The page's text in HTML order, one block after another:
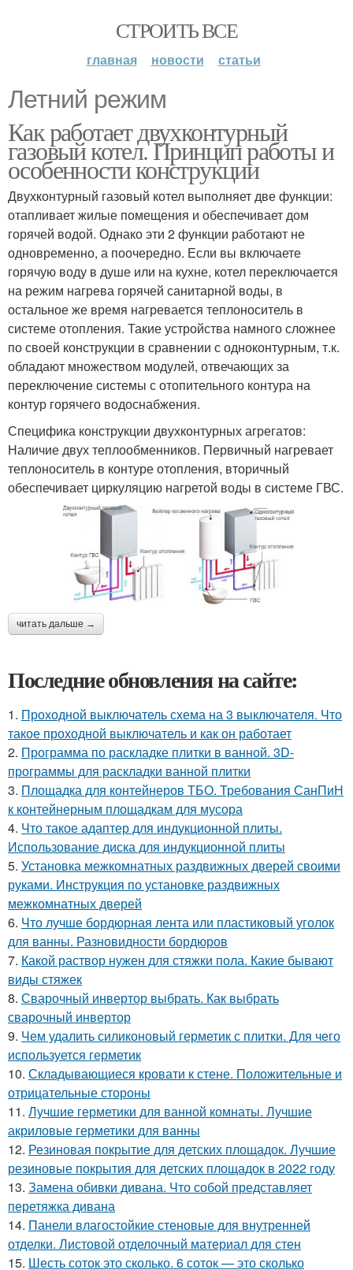
СТРОИТЬ ВСЕ
главная новости статьи
Летний режим
Как работает двухконтурный
газовый котел. Принцип работы и
особенности конструкции
Двухконтурный газовый котел выполняет две функции:
отапливает жилые помещения и обеспечивает дом
горячей водой. Однако эти 2 функции работают не
одновременно, а поочередно. Если вы включаете
горячую воду в душе или на кухне, котел переключается
на режим нагрева горячей санитарной воды, в
остальное же время нагревается теплоноситель в
системе отопления. Такие устройства намного сложнее
по своей конструкции в сравнении с одноконтурным, т.к.
обладают множеством модулей, отвечающих за
переключение системы с отопительного контура на
контур горячего водоснабжения.
Специфика конструкции двухконтурных агрегатов:
Наличие двух теплообменников. Первичный нагревает
теплоноситель в контуре отопления, вторичный
обеспечивает циркуляцию нагретой воды в системе ГВС.
читать дальше →
Последние обновления на сайте:
1. Проходной выключатель схема на 3 выключателя. Что
такое проходной выключатель и как он работает
2. Программа по раскладке плитки в ванной. 3D-
программы для раскладки ванной плитки
3. Площадка для контейнеров ТБО. Требования СанПиН
к контейнерным площадкам для мусора
4. Что такое адаптер для индукционной плиты.
Использование диска для индукционной плиты
5. Установка межкомнатных раздвижных дверей своими
руками. Инструкция по установке раздвижных
межкомнатных дверей
6. Что лучше бордюрная лента или пластиковый уголок
для ванны. Разновидности бордюров
7. Какой раствор нужен для стяжки пола. Какие бывают
виды стяжек
8. Сварочный инвертор выбрать. Как выбрать
сварочный инвертор
9. Чем удалить силиконовый герметик с плитки. Для чего
используется герметик
10. Складывающиеся кровати к стене. Положительные и
отрицательные стороны
11. Лучшие герметики для ванной комнаты. Лучшие
акриловые герметики для ванны
12. Резиновая покрытие для детских площадок. Лучшие
резиновые покрытия для детских площадок в 2022 году
13. Замена обивки дивана. Что собой представляет
перетяжка дивана
14. Панели влагостойкие стеновые для внутренней
отделки. Листовой отделочный материал для стен
15. Шесть соток это сколько. 6 соток — это сколько